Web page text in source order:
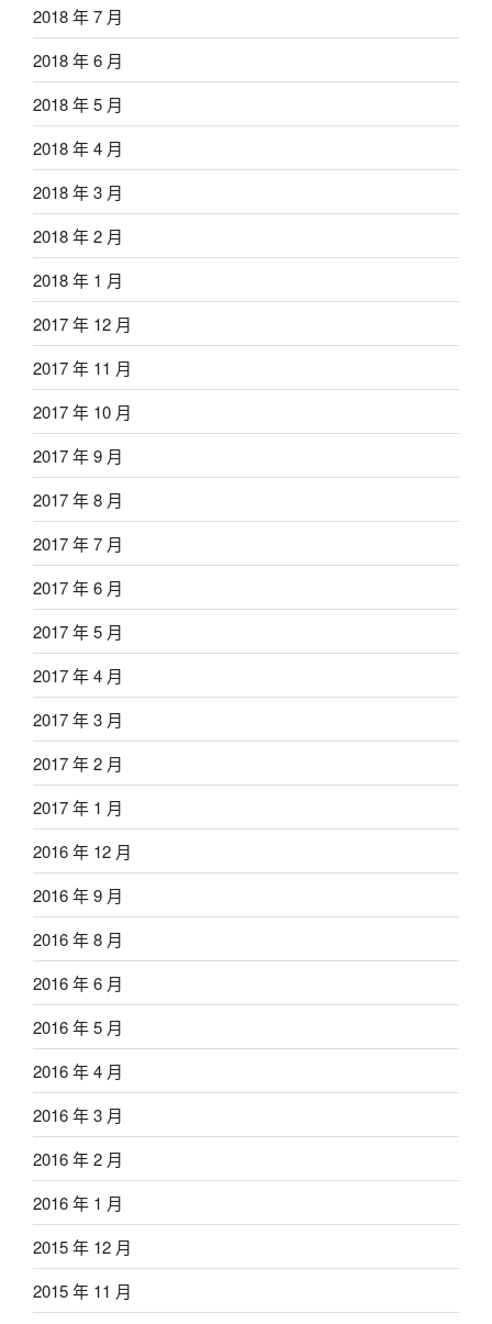
2018 年 7 月
2018 年 6 月
2018 年 5 月
2018 年 4 月
2018 年 3 月
2018 年 2 月
2018 年 1 月
2017 年 12 月
2017 年 11 月
2017 年 10 月
2017 年 9 月
2017 年 8 月
2017 年 7 月
2017 年 6 月
2017 年 5 月
2017 年 4 月
2017 年 3 月
2017 年 2 月
2017 年 1 月
2016 年 12 月
2016 年 9 月
2016 年 8 月
2016 年 6 月
2016 年 5 月
2016 年 4 月
2016 年 3 月
2016 年 2 月
2016 年 1 月
2015 年 12 月
2015 年 11 月